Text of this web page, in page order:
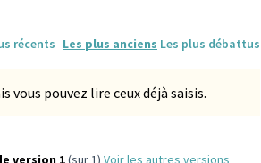
récents Les plus anciens Les plus débattus
pouvez lire ceux déjà saisis.
version 1(sur 1) voir les autres versions